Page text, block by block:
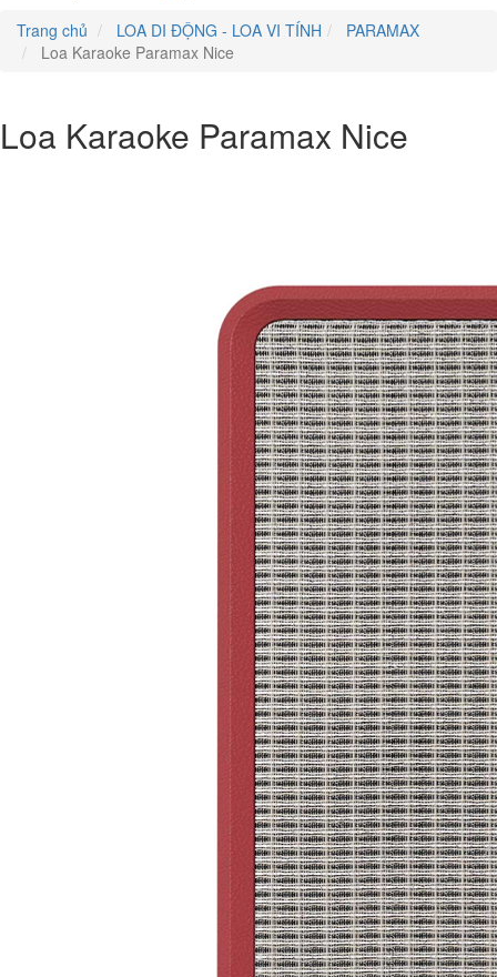
Trang chủ
LOA DI ĐỘNG - LOA VI TÍNH
PARAMAX
Loa Karaoke Paramax Nice
Loa Karaoke Paramax Nice